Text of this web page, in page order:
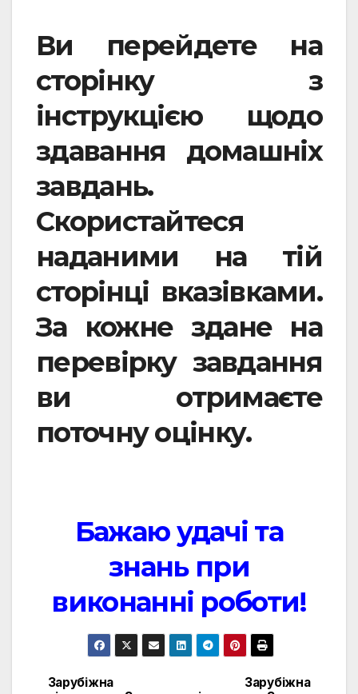
Ви перейдете на
сторінку з
інструкцією щодо
здавання домашніх
завдань.
Скористайтеся
наданими на тій
сторінці вказівками.
За кожне здане на
перевірку завдання
ви отримаєте
поточну оцінку.
Бажаю удачі та
знань при
виконанні роботи!
Зарубіжна
Зарубіжна